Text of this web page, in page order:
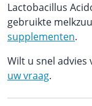
Lactobacillus
gebruikte
supplementen.
Wilt u snel advies
uw vraag.